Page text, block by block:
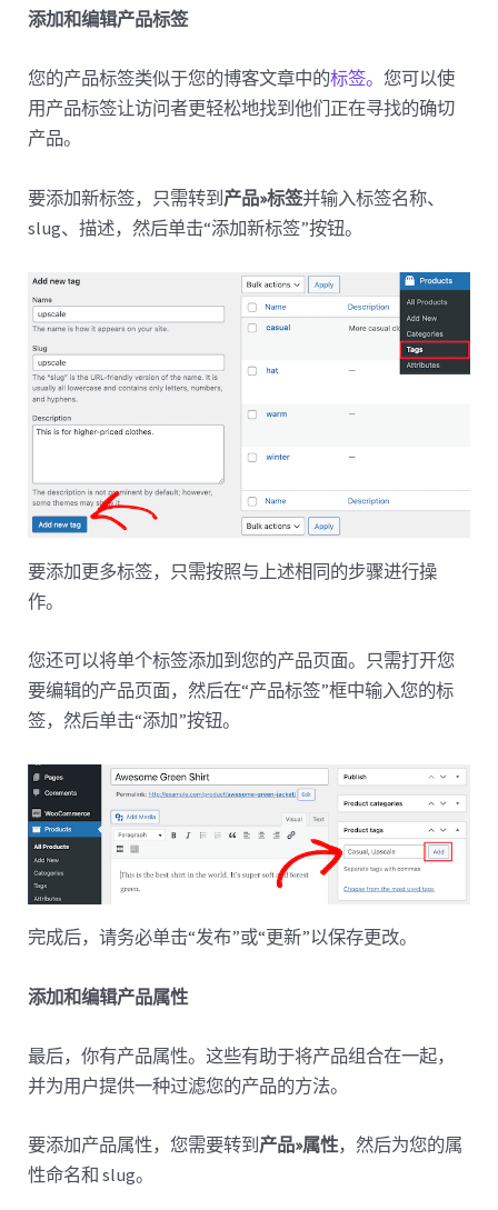
添加和编辑产品标签
您的产品标签类似于您的博客文章中的标签。您可以使
用产品标签让访问者更轻松地找到他们正在寻找的确切
产品。
要添加新标签，只需转到产品»标签并输入标签名称、
slug、描述，然后单击“添加新标签”按钮。
要添加更多标签，只需按照与上述相同的步骤进行操
作。
您还可以将单个标签添加到您的产品页面。只需打开您
要编辑的产品页面，然后在“产品标签”框中输入您的标
签，然后单击“添加”按钮。
完成后，请务必单击“发布”或“更新”以保存更改。
添加和编辑产品属性
最后，你有产品属性。这些有助于将产品组合在一起，
并为用户提供一种过滤您的产品的方法。
要添加产品属性，您需要转到 产品»属性，然后为您的属
性命名和 slug。